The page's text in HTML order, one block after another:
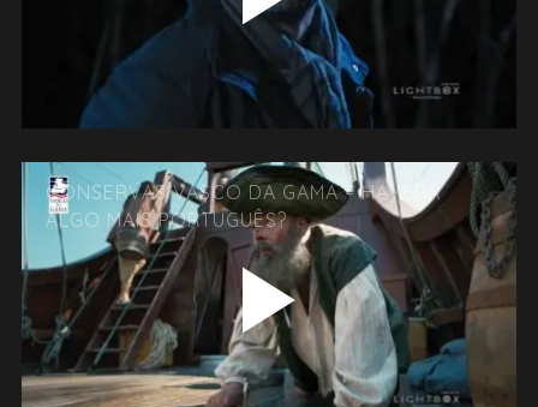
CONSERVAS VASCO DA GAMA – HAVERÁ
ALGO MAIS PORTUGUÊS?